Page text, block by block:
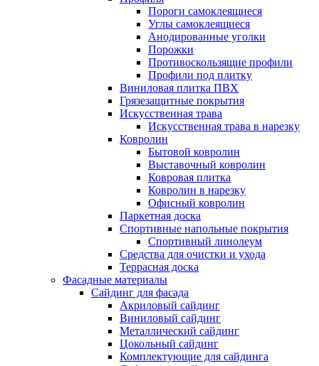
Пороги самоклеящиеся
Углы самоклеящиеся
Анодированные уголки
Порожки
Противоскользящие профили
Профили под плитку
Виниловая плитка ПВХ
Грязезащитные покрытия
Искусственная трава
Искусственная трава в нарезку
Ковролин
Бытовой ковролин
Выставочный ковролин
Ковровая плитка
Ковролин в нарезку
Офисный ковролин
Паркетная доска
Спортивные напольные покрытия
Спортивный линолеум
Средства для очистки и ухода
Террасная доска
Фасадные материалы
Сайдинг для фасада
Акриловый сайдинг
Виниловый сайдинг
Металлический сайдинг
Цокольный сайдинг
Комплектующие для сайдинга